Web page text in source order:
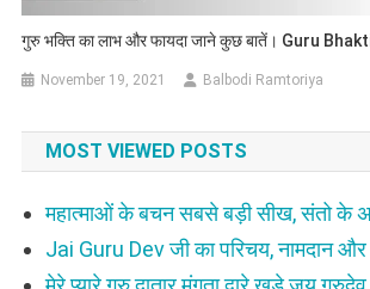
गुरु भक्ति का लाभ और फायदा जाने कुछ बातें। Guru
November 19, 2021 Balbodi Ramtoriya
MOST VIEWED POSTS
महात्माओं के बचन सबसे बड़ी सीख, संतो के
Jai Guru Dev जी का परिचय, नामदान और